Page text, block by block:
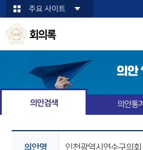
본문바로가기주요 사이트
회의록
의안
의안검색 의안통계
의안명 인천광역시연수구의